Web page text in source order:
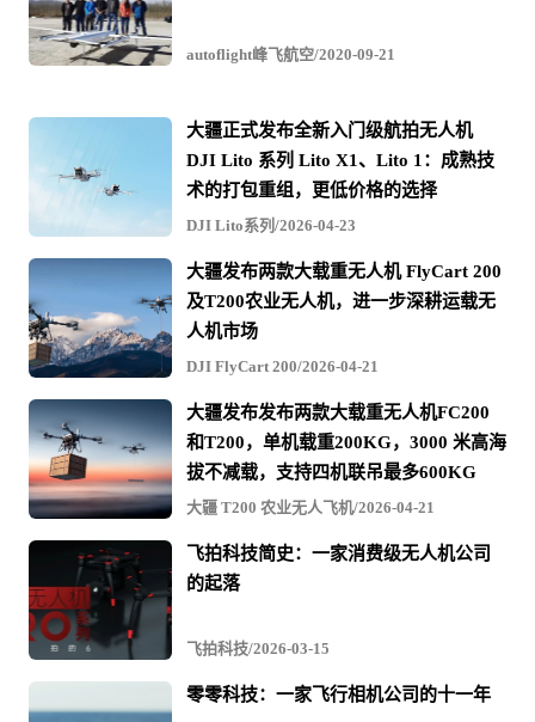
autoflight峰飞航空/2020-09-21
1
页
一
页
大疆正式发布全新入门级航拍无人机
DJI Lito 系列 Lito X1、Lito 1：成熟技
术的打包重组，更低价格的选择
DJI Lito系列/2026-04-23
大疆发布两款大载重无人机 FlyCart 200
及T200农业无人机，进一步深耕运载无
人机市场
DJI FlyCart 200/2026-04-21
大疆发布发布两款大载重无人机FC200
和T200，单机载重200KG，3000 米高海
拔不减载，支持四机联吊最多600KG
大疆 T200 农业无人飞机/2026-04-21
飞拍科技简史：一家消费级无人机公司
的起落
飞拍科技/2026-03-15
零零科技：一家飞行相机公司的十一年